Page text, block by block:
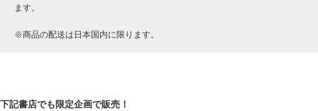
ます。
※商品の配送は日本国内に限ります。
下記書店でも限定企画で販売！